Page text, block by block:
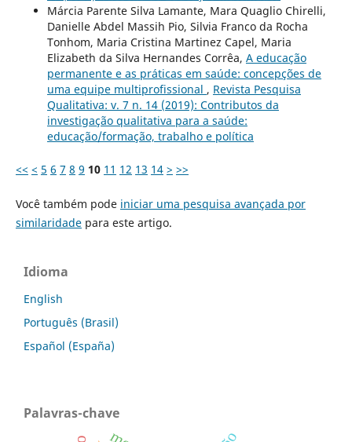
Márcia Parente Silva Lamante, Mara Quaglio Chirelli,
Danielle Abdel Massih Pio, Silvia Franco da Rocha
Tonhom, Maria Cristina Martinez Capel, Maria
Elizabeth da Silva Hernandes Corrêa, A educação
permanente e as práticas em saúde: concepções de
uma equipe multiprofissional , Revista Pesquisa
Qualitativa: v. 7 n. 14 (2019): Contributos da
investigação qualitativa para a saúde:
educação/formação, trabalho e política
<< < 5 6 7 8 9 10 11 12 13 14 > >>
Você também pode iniciar uma pesquisa avançada por
similaridadepara este artigo.
Idioma
English
Português (Brasil)
Español (España)
Palavras-chave